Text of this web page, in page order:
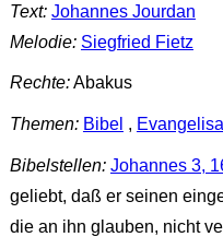
Text: Johannes Jourdan
Melodie: Siegfried Fietz
Rechte:Abakus
Themen: Bibel ,
Bibelstellen: Johannes 3,
geliebt, daß er seinen
die an ihn glauben, nicht